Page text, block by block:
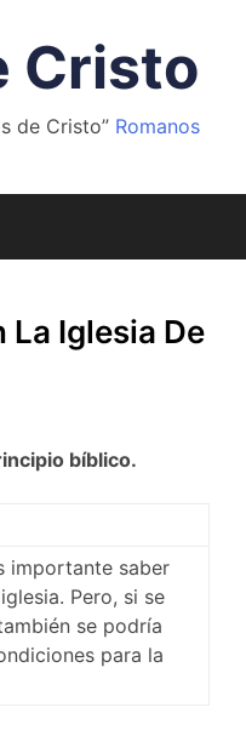
Cristo
de Cristo” Romanos
La Iglesia De
bíblico.
importante saber
Pero, si se
se podría
para la